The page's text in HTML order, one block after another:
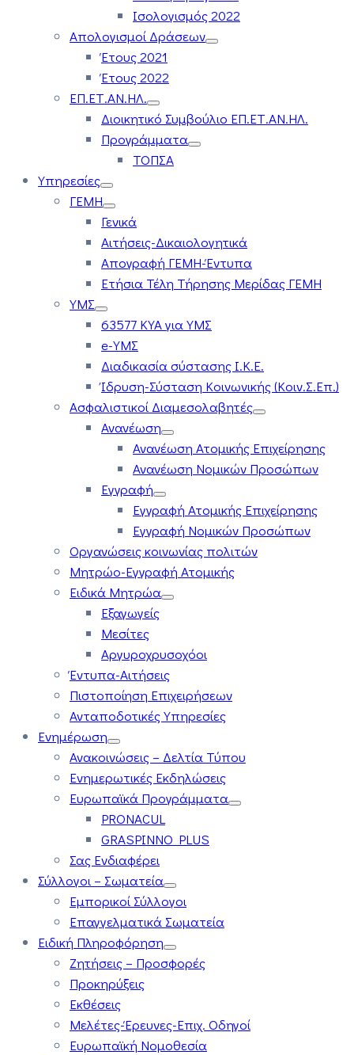
Ισολογισμός 2022
Απολογισμοί Δράσεων
Έτους 2021
Έτους 2022
ΕΠ.ΕΤ.ΑΝ.ΗΛ.
Διοικητικό Συμβούλιο ΕΠ.ΕΤ.ΑΝ.ΗΛ.
Προγράμματα
ΤΟΠΣΑ
Υπηρεσίες
ΓΕΜΗ
Γενικά
Αιτήσεις-Δικαιολογητικά
Απογραφή ΓΕΜΗ-Έντυπα
Ετήσια Τέλη Τήρησης Μερίδας ΓΕΜΗ
ΥΜΣ
63577 ΚΥΑ για ΥΜΣ
e-ΥΜΣ
Διαδικασία σύστασης Ι.Κ.Ε.
Ίδρυση-Σύσταση Κοινωνικής (Κοιν.Σ.Επ.)
Ασφαλιστικοί Διαμεσολαβητές
Ανανέωση
Ανανέωση Ατομικής Επιχείρησης
Ανανέωση Νομικών Προσώπων
Εγγραφή
Εγγραφή Ατομικής Επιχείρησης
Εγγραφή Νομικών Προσώπων
Οργανώσεις κοινωνίας πολιτών
Μητρώο-Εγγραφή Ατομικής
Ειδικά Μητρώα
Εξαγωγείς
Μεσίτες
Αργυροχρυσοχόοι
Έντυπα-Αιτήσεις
Πιστοποίηση Επιχειρήσεων
Ανταποδοτικές Υπηρεσίες
Ενημέρωση
Ανακοινώσεις – Δελτία Τύπου
Ενημερωτικές Εκδηλώσεις
Ευρωπαϊκά Προγράμματα
PRONACUL
GRASPINNO PLUS
Σας Ενδιαφέρει
Σύλλογοι – Σωματεία
Εμπορικοί Σύλλογοι
Επαγγελματικά Σωματεία
Ειδική Πληροφόρηση
Ζητήσεις – Προσφορές
Προκηρύξεις
Εκθέσεις
Μελέτες-Έρευνες-Επιχ. Οδηγοί
Ευρωπαϊκή Νομοθεσία